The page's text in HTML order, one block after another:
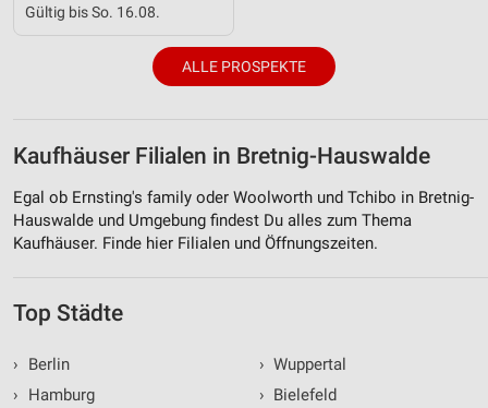
Gültig bis So. 16.08.
ALLE PROSPEKTE
Kaufhäuser Filialen in Bretnig-Hauswalde
Egal ob Ernsting's family oder Woolworth und Tchibo in Bretnig-
Hauswalde und Umgebung findest Du alles zum Thema
Kaufhäuser. Finde hier Filialen und Öffnungszeiten.
Top Städte
›
Berlin
›
Hamburg
› Wuppertal
› Bielefeld